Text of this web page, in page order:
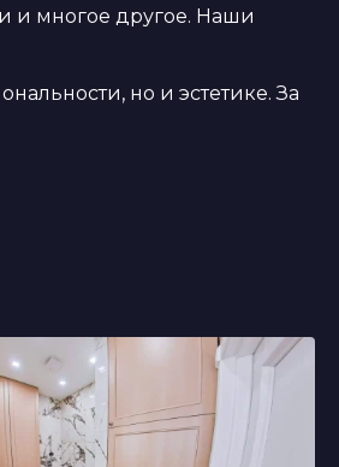
и многое другое. Наши
но и эстетике. За